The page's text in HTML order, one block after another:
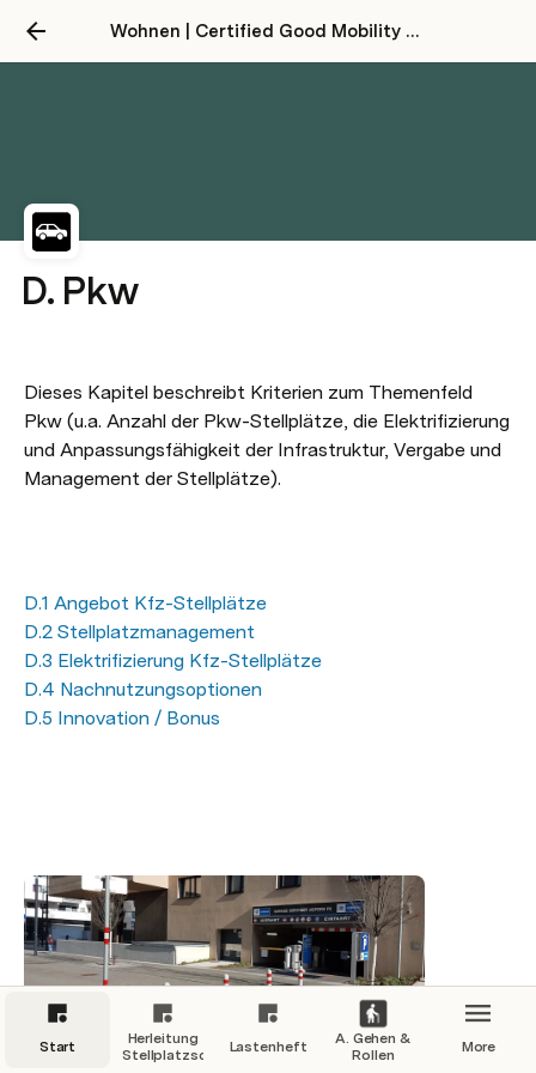
Wohnen | Certified Good Mobility 2024
D. Pkw
Dieses Kapitel beschreibt Kriterien zum Themenfeld
Pkw (u.a. Anzahl der Pkw-Stellplätze, die Elektrifizierung
und Anpassungsfähigkeit der Infrastruktur, Vergabe und
Management der Stellplätze).
D.1 Angebot Kfz-Stellplätze
D.2 Stellplatzmanagement
D.3 Elektrifizierung Kfz-Stellplätze
D.4 Nachnutzungsoptionen
D.5 Innovation / Bonus
Start
Herleitung
StellplatzschlüsselLastenheft
A. Gehen &
Rollen
More